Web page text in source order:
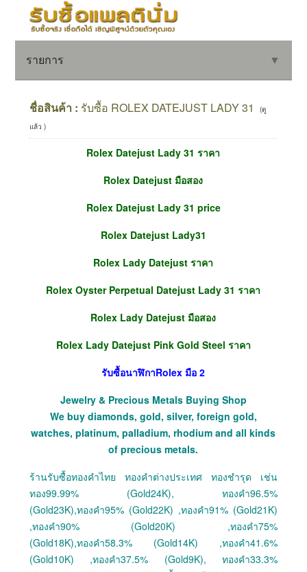
รายการ ▼
ชื่อสินค้า : รับซื้อ ROLEX DATEJUST LADY 31
(ดู
แล้ว )
Rolex Datejust Lady 31 ราคา
Rolex Datejust มือสอง
Rolex Datejust Lady 31 price
Rolex Datejust Lady31
Rolex Lady Datejust ราคา
Rolex Oyster Perpetual Datejust Lady 31 ราคา
Rolex Lady Datejust มือสอง
Rolex Lady Datejust Pink Gold Steel ราคา
รับซื้อนาฬิกาRolex มือ 2
Jewelry & Precious Metals Buying Shop
We buy diamonds, gold, silver, foreign gold,
watches, platinum, palladium, rhodium and all kinds
of precious metals.
ร้านรับซื้อทองคำไทย ทองคำต่างประเทศ ทองชำรุด เช่น
ทอง99.99% (Gold24K), ทองคำ96.5%
(Gold23K),ทองคำ95% (Gold22K) ,ทองคำ91% (Gold21K)
,ทองคำ90% (Gold20K) ,ทองคำ75%
(Gold18K),ทองคำ58.3% (Gold14K) ,ทองคำ41.6%
(Gold10K) ,ทองคำ37.5% (Gold9K), ทองคำ33.3%